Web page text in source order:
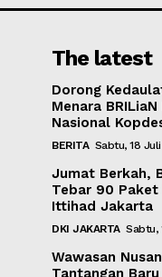
The latest
Dorong
Menara
Nasional
BERITA Sabtu, 18
Jumat Berkah,
Tebar 90
Ittihad Jakarta
DKI JAKARTA Sabtu,
Wawasan
Tantangan Baru